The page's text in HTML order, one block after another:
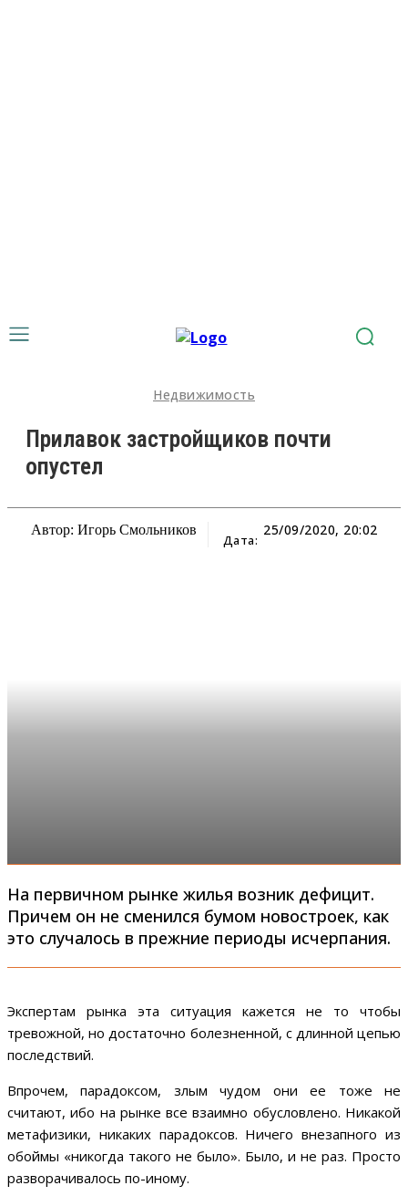
Недвижимость
Прилавок застройщиков почти
опустел
Автор: Игорь Смольников
Дата:
25/09/2020, 20:02
На первичном рынке жилья возник дефицит.
Причем он не сменился бумом новостроек, как
это случалось в прежние периоды исчерпания.
Экспертам рынка эта ситуация кажется не то чтобы
тревожной, но достаточно болезненной, с длинной цепью
последствий.
Впрочем, парадоксом, злым чудом они ее тоже не
считают, ибо на рынке все взаимно обусловлено. Никакой
метафизики, никаких парадоксов. Ничего внезапного из
обоймы «никогда такого не было». Было, и не раз. Просто
разворачивалось по-иному.